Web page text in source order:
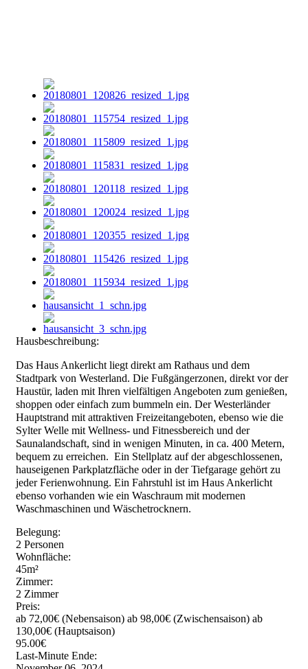
Hausbeschreibung:
Das Haus Ankerlicht liegt direkt am Rathaus und dem
Stadtpark von Westerland. Die Fußgängerzonen, direkt vor der
Haustür, laden mit Ihren vielfältigen Angeboten zum genießen,
shoppen oder einfach zum bummeln ein. Der Westerländer
Hauptstrand mit attraktiven Freizeitangeboten, ebenso wie die
Sylter Welle mit Wellness- und Fitnessbereich und der
Saunalandschaft, sind in wenigen Minuten, in ca. 400 Metern,
bequem zu erreichen. Ein Stellplatz auf der abgeschlossenen,
hauseigenen Parkplatzfläche oder in der Tiefgarage gehört zu
jederFerienwohnung. Ein Fahrstuhl ist im Haus Ankerlicht
ebenso vorhanden wie ein Waschraum mit modernen
Waschmaschinen und Wäschetrocknern.
Belegung:
2 Personen
Wohnfläche:
45m²
Zimmer:
2 Zimmer
Preis:
ab 72,00€ (Nebensaison) ab 98,00€ (Zwischensaison) ab
130,00€ (Hauptsaison)
95.00€
Last-Minute Ende: